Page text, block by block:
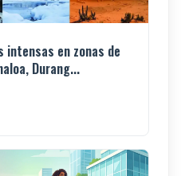
intensas en zonas de
Durang...